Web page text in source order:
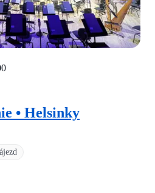
• Helsinky